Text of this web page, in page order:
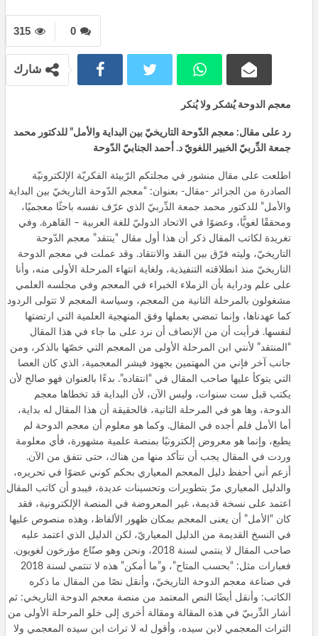
0
315
شارك
معجم الدوحة يُشكر ولا يُنكر
رد على مقال: معجم الدّوحة التاريخيّ بين البداية والأمل” للدكتور محمد
جمعة الدِّربيّ الخبير اللغويّ د. أحمد الجنابيّ الدّوحة
اطلعت على مقال منشور في مجلتكم الرّبيئة الفكريّة الإلكترونيّة
الصادرة من الجزائر -مقال- بعنوان: “معجم الدّوحة التاريخيّ بين البداية
والأمل” للدكتور محمد جمعة الدِّربيّ الذي عرّف نفسه باحثًا معجميًا،
ومحققًا لغويًّا، وعضوًا في الاتحاد الدوليّ للغة العربية – القاهرة. وفي
تغريدة لكاتب المقال ذكر أن هذا ‏أول مقال “ينتقد” معجم الدّوحة
التاريخيّ، وليته فرّق بين النقد والانتقاد. وقد عملت في معجم الدوحة
التاريخيّ منذ انطلاقته التنفيذية، ولغاية انتهاء المرحلة الأولى منه، وأنا
على علم ودراية بأن الزملاء الخبراء في المعجم وفي مجلسه العلمي
مشغولون بالمرحلة الثانية من المعجم، وسياسة المعجم لا تتولى الردود
كما عهدناها، وإنما تمضي بعملها وفق المنهجية العلمية التي ارتضتها
لنفسها. فرأيت أن من الإنصاف أن نرد على ما جاء في هذا المقال
“المنتقد” لأنني ابن المرحلة الأولى من المعجم التي خصّها بالذكر، ومن
جانب آخر فإني من المهتمين بجهود فيشر المعجمية، الذي كان العصا
التي يتوكأ عليها صاحب المقال في “انتقاده”. بدءًا بالعنوان فهو صالح لأن
يكتب قبل ست سنوات، وليس الآن، لأن البداية قد تخطاها معجم
الدوحة، وها هو في المرحلة الثانية، فالحقيقة أن هذا المقال له بداية،
أما الأمل فلم أجده في المقال. وكما هو معلوم أن معجم الدوحة لم
يطبع، وإنما هو معروض إلكترونيًا بمنصة علمية مشهورة، فأي معلومة
وردت في المقال يجب أن نتأكد منها من هناك، حتى نتفق من الآن.
أزعم أني أحفظ دليل المعجم المعياري بحكم كوني عضوًا في تحريره،
والدليل المعياري مرّ بتطويرات وتحسينات عديدة، فيبدو أن كاتب المقال
اعتمد على نسخة قديمة، غير المعروضة في المنصة الإلكترونية، فقد
كان “الأمل” أن يعنى المعجم بمكان ظهور الألفاظ، وهذه منصوص عليها
في النسخ القديمة من الدليل المعياريّ، لكن الدليل الذي اعتمد عليه
صاحب المقال لا ينتمي لسنة 2018، ونحن وهو صنّاع مؤرخون لغويون.
فعبارات مثل: “بحسب المتاح”، و”ما أمكن” هذه لا تنتمي لسنة 2018
في صناعة معجم الدوحة التاريخيّ، وأنقل نصًا من المقال ما ذكره
الكاتب: وأنقل أيضًا النص المعتمد من منصة معجم الدوحة التاريخي: ثم
أشار الدِّربيّ في هذه المقالة ومقالة أخرى إلى خلو المرحلة الأولى من
التراث المعجمي لابن سيده، وأقول له لا تراث ابن سيده المعجمي ولا